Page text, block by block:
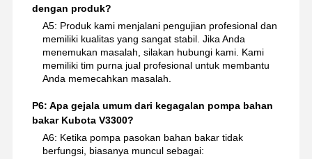
dengan produk?
A5: Produk kami menjalani pengujian profesional dan
memiliki kualitas yang sangat stabil. Jika Anda
menemukan masalah, silakan hubungi kami. Kami
memiliki tim purna jual profesional untuk membantu
Anda memecahkan masalah.
P6: Apa gejala umum dari kegagalan pompa bahan
bakar Kubota V3300?
A6: Ketika pompa pasokan bahan bakar tidak
berfungsi, biasanya muncul sebagai: